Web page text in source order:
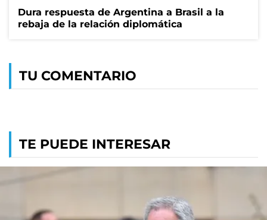
Dura respuesta de Argentina a Brasil a la
rebaja de la relación diplomática
TU COMENTARIO
TE PUEDE INTERESAR